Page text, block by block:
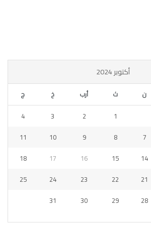
أكتوبر 2024
ن ث أرب خ ج
1
2
3
4
7
8
9
10
11
14
15
16
17
18
21
22
23
24
25
28
29
30
31